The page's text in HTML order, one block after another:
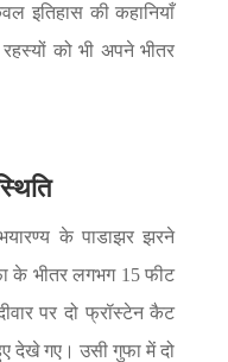
इतिहास की कहानियाँ
को भी अपने भीतर
के पाडाझर झरने
के भीतर लगभग 15 फीट
पर दो फ्रॉस्टेन कैट
देखे गए। उसी गुफा में दो